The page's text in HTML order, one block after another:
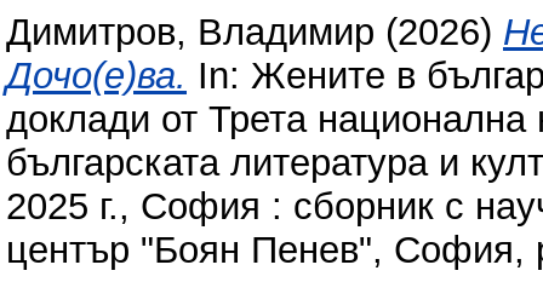
Димитров, Владимир (2026)
Дочо(е)ва. In: Жените в
доклади от Трета
българската литература и
2025 г., София : сборник с
център "Боян Пенев", София,